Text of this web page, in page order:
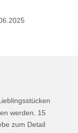
werden. 15
zum Detail